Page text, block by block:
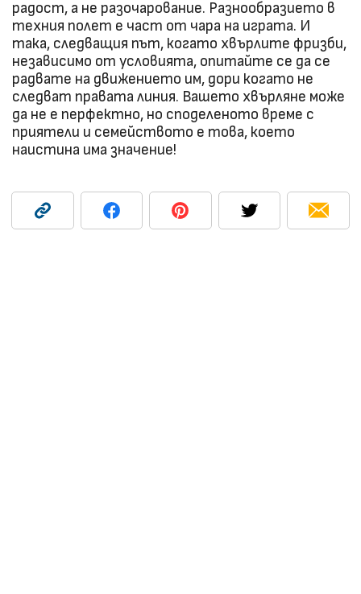
радост, а не разочарование. Разнообразието в
техния полет е част от чара на играта. И
така, следващия път, когато хвърлите фризби,
независимо от условията, опитайте се да се
радвате на движението им, дори когато не
следват правата линия. Вашето хвърляне може
да не е перфектно, но споделеното време с
приятели и семейството е това, което
наистина има значение!